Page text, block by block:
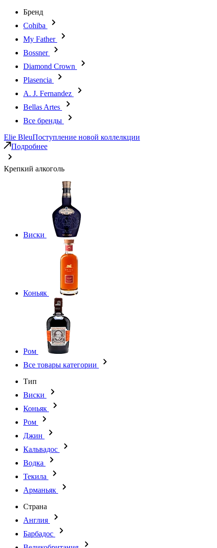
Бренд
Cohiba
My Father
Bossner
Diamond Crown
Plasencia
A. J. Fernandez
Bellas Artes
Все бренды
Elie BleuПоступление новой коллелкции
Подробнее
Крепкий алкоголь
Виски
Коньяк
Ром
Все товары категории
Тип
Виски
Коньяк
Ром
Джин
Кальвадос
Водка
Текила
Арманьяк
Страна
Англия
Барбадос